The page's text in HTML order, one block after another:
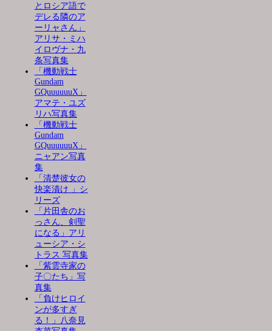
とロシア語で
デレる隣のア
ーリャさん」
アリサ・ミハ
イロヴナ・九
条写真集
「機動戦士
Gundam
GQuuuuuuX」
アマテ・ユズ
リハ写真集
「機動戦士
Gundam
GQuuuuuuX」
ニャアン写真
集
「清楚彼女の
快楽漬け 」シ
リーズ
「片田舎のお
っさん、剣聖
になる」アリ
ューシア・シ
トラス 写真集
「紫雲寺家の
子〇たち」写
真集
「負けヒロイ
ンが多すぎ
る！」八奈見